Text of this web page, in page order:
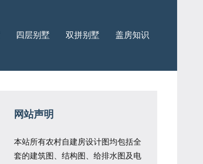
四层别墅 双拼别墅 盖房知识
网站声明
本站所有农村自建房设计图均包括全
套的建筑图、结构图、给排水图及电